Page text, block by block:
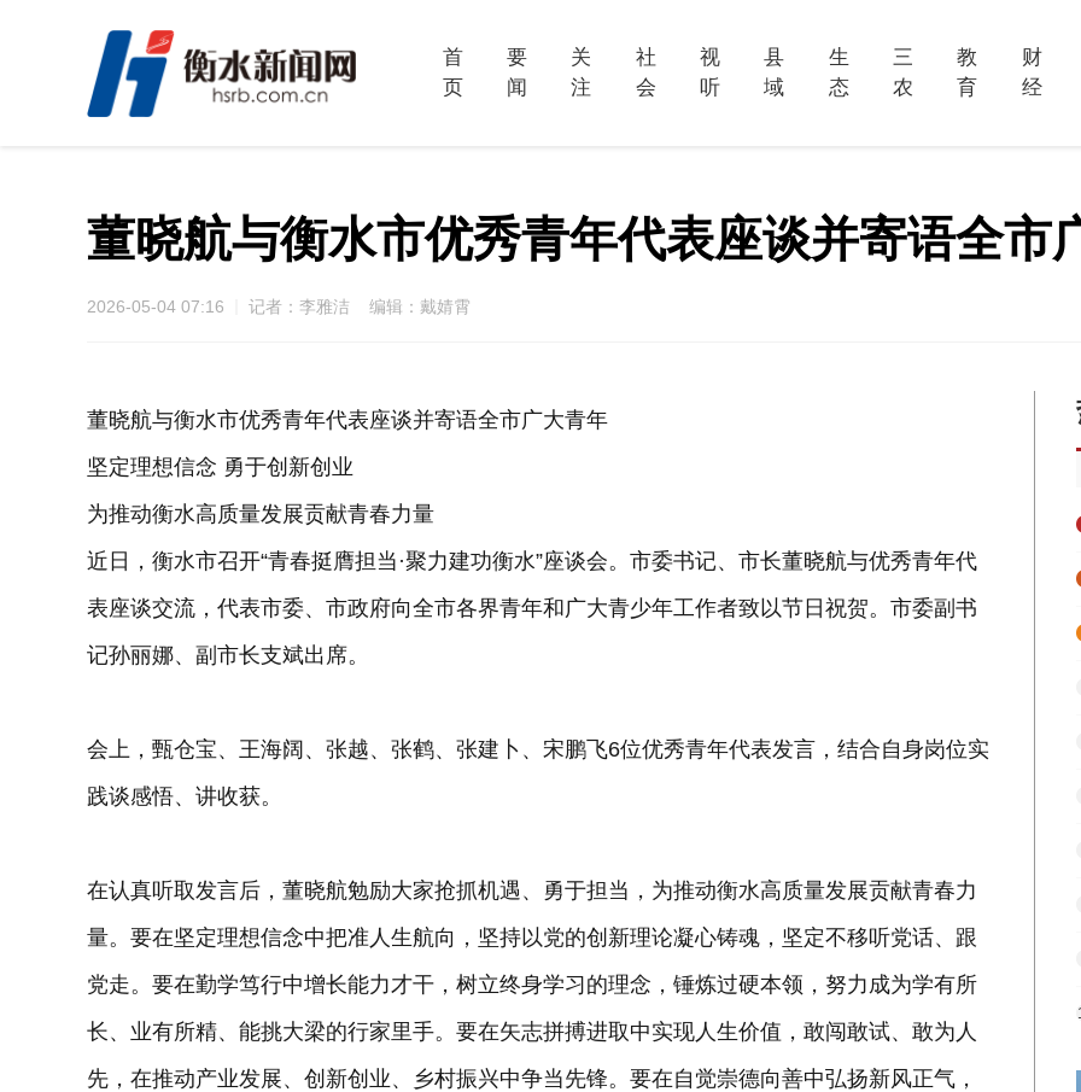
首
页
要
闻
关
注
社
会
视
听
县
域
生
态
三
农
教
育
财
经
董晓航与衡水市优秀青年代表座谈并寄语全市
2026-05-04 07:16 记者：李雅洁 编辑：戴婧霄
董晓航与衡水市优秀青年代表座谈并寄语全市广大青年
坚定理想信念 勇于创新创业
为推动衡水高质量发展贡献青春力量
近日，衡水市召开“青春挺膺担当·聚力建功衡水”座谈会。市委书记、市长董晓航与优秀青年代
表座谈交流，代表市委、市政府向全市各界青年和广大青少年工作者致以节日祝贺。市委副书
记孙丽娜、副市长支斌出席。
会上，甄仓宝、王海阔、张越、张鹤、张建卜、宋鹏飞6位优秀青年代表发言，结合自身岗位实
践谈感悟、讲收获。
在认真听取发言后，董晓航勉励大家抢抓机遇、勇于担当，为推动衡水高质量发展贡献青春力
量。要在坚定理想信念中把准人生航向，坚持以党的创新理论凝心铸魂，坚定不移听党话、跟
党走。要在勤学笃行中增长能力才干，树立终身学习的理念，锤炼过硬本领，努力成为学有所
长、业有所精、能挑大梁的行家里手。要在矢志拼搏进取中实现人生价值，敢闯敢试、敢为人
先，在推动产业发展、创新创业、乡村振兴中争当先锋。要在自觉崇德向善中弘扬新风正气，